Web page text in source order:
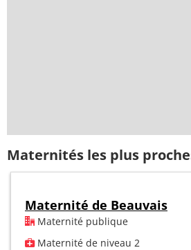
Maternités les plus
Maternité de Beauvais
Maternité publique
Maternité de niveau 2